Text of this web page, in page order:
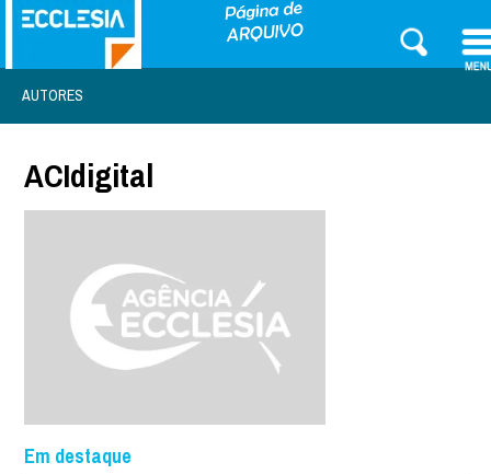
AUTORES
ACIdigital
Em destaque